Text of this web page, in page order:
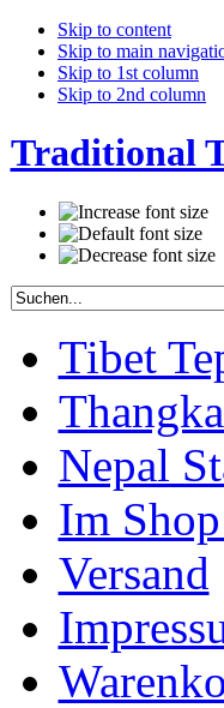
Skip to content
Skip to main
Skip to 1st column
Skip to 2nd column
Traditional
Tibet
Nepal
Im
Versand